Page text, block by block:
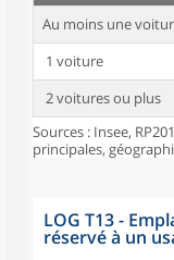
Au moins une
1 voiture
2 voitures ou plus
Sources : Insee,
principales,
LOG T13 -
réservé à un